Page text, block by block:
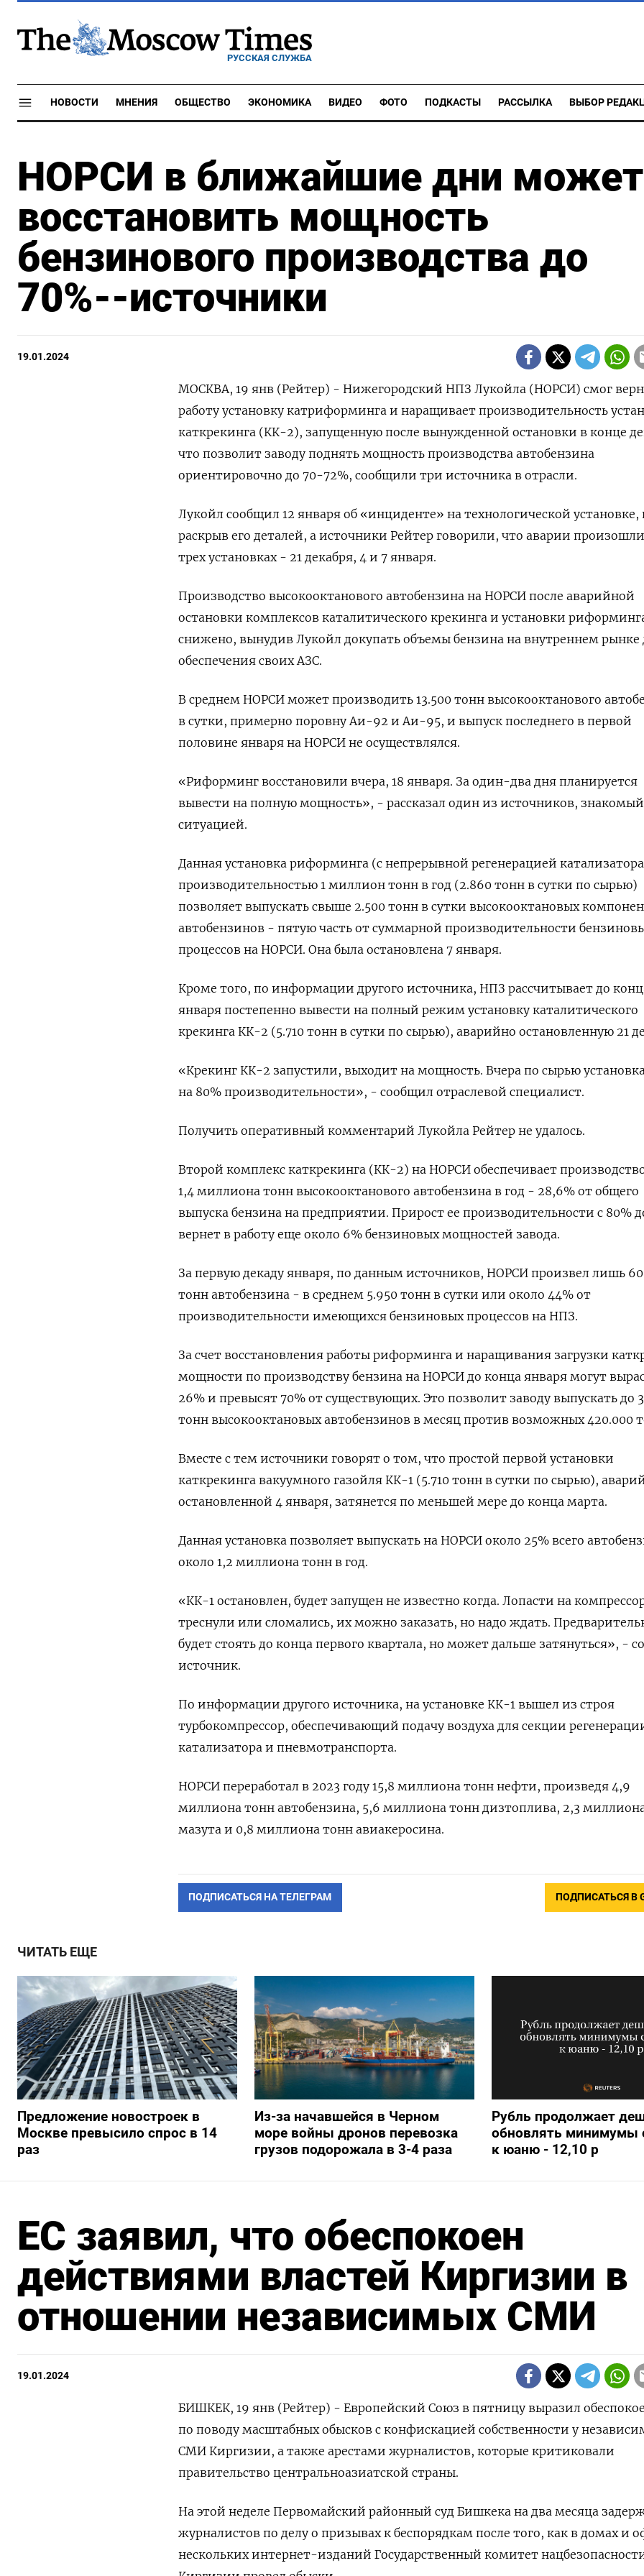
РУССКАЯ СЛУЖБА
НОВОСТИ МНЕНИЯ ОБЩЕСТВО ЭКОНОМИКА ВИДЕО ФОТО ПОДКАСТЫ РАССЫЛКА ВЫБОР
НОРСИ в ближайшие дни может
восстановить мощность
бензинового производства до
70%--источники
19.01.2024
МОСКВА, 19 янв (Рейтер) - Нижегородский НПЗ Лукойла (НОРСИ) смог
работу установку катриформинга и наращивает производительность
каткрекинга (КК-2), запущенную после вынужденной остановки в конце
что позволит заводу поднять мощность производства автобензина
ориентировочно до 70-72%, сообщили три источника в отрасли.
Лукойл сообщил 12 января об «инциденте» на технологической установке,
раскрыв его деталей, а источники Рейтер говорили, что аварии
трех установках - 21 декабря, 4 и 7 января.
Производство высокооктанового автобензина на НОРСИ после аварийной
остановки комплексов каталитического крекинга и установки
снижено, вынудив Лукойл докупать объемы бензина на внутреннем рынке
обеспечения своих АЗС.
В среднем НОРСИ может производить 13.500 тонн высокооктанового
в сутки, примерно поровну Аи-92 и Аи-95, и выпуск последнего в первой
половине января на НОРСИ не осуществлялся.
«Риформинг восстановили вчера, 18 января. За один-два дня планируется
вывести на полную мощность», - рассказал один из источников,
ситуацией.
Данная установка риформинга (с непрерывной регенерацией
производительностью 1 миллион тонн в год (2.860 тонн в сутки по сырью)
позволяет выпускать свыше 2.500 тонн в сутки высокооктановых
автобензинов - пятую часть от суммарной производительности
процессов на НОРСИ. Она была остановлена 7 января.
Кроме того, по информации другого источника, НПЗ рассчитывает до
января постепенно вывести на полный режим установку каталитического
крекинга КК-2 (5.710 тонн в сутки по сырью), аварийно остановленную 21
«Крекинг КК-2 запустили, выходит на мощность. Вчера по сырью
на 80% производительности», - сообщил отраслевой специалист.
Получить оперативный комментарий Лукойла Рейтер не удалось.
Второй комплекс каткрекинга (КК-2) на НОРСИ обеспечивает
1,4 миллиона тонн высокооктанового автобензина в год - 28,6% от общего
выпуска бензина на предприятии. Прирост ее производительности с 80%
вернет в работу еще около 6% бензиновых мощностей завода.
За первую декаду января, по данным источников, НОРСИ произвел лишь
тонн автобензина - в среднем 5.950 тонн в сутки или около 44% от
производительности имеющихся бензиновых процессов на НПЗ.
За счет восстановления работы риформинга и наращивания загрузки
мощности по производству бензина на НОРСИ до конца января могут
26% и превысят 70% от существующих. Это позволит заводу выпускать до
тонн высокооктановых автобензинов в месяц против возможных 420.000
Вместе с тем источники говорят о том, что простой первой установки
каткрекинга вакуумного газойля КК-1 (5.710 тонн в сутки по сырью),
остановленной 4 января, затянется по меньшей мере до конца марта.
Данная установка позволяет выпускать на НОРСИ около 25% всего
около 1,2 миллиона тонн в год.
«КК-1 остановлен, будет запущен не известно когда. Лопасти на
треснули или сломались, их можно заказать, но надо ждать.
будет стоять до конца первого квартала, но может дальше затянуться», -
источник.
По информации другого источника, на установке КК-1 вышел из строя
турбокомпрессор, обеспечивающий подачу воздуха для секции
катализатора и пневмотранспорта.
НОРСИ переработал в 2023 году 15,8 миллиона тонн нефти, произведя 4,9
миллиона тонн автобензина, 5,6 миллиона тонн дизтоплива, 2,3
мазута и 0,8 миллиона тонн авиакеросина.
ПОДПИСАТЬСЯ НА ТЕЛЕГРАМ ПОДПИСАТЬСЯ В
ЧИТАТЬ ЕЩЕ
Предложение новостроек в
Москве превысило спрос в 14
раз
Из-за начавшейся в Черном
море войны дронов перевозка
грузов подорожала в 3-4 раза
Рубль продолжает
обновлять минимумы
к юаню - 12,10 р
ЕС заявил, что обеспокоен
действиями властей Киргизии в
отношении независимых СМИ
19.01.2024
БИШКЕК, 19 янв (Рейтер) - Европейский Союз в пятницу выразил
по поводу масштабных обысков с конфискацией собственности у
СМИ Киргизии, а также арестами журналистов, которые критиковали
правительство центральноазиатской страны.
На этой неделе Первомайский районный суд Бишкека на два месяца
журналистов по делу о призывах к беспорядкам после того, как в домах и
нескольких интернет-изданий Государственный комитет